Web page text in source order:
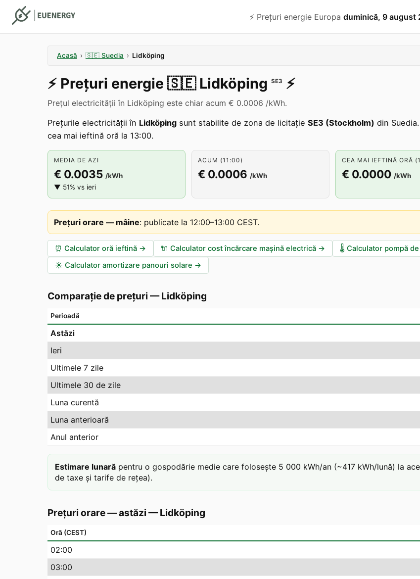
⚡️ Prețuri energie Europa duminică, 9 august
Acasă › 🇸🇪 Suedia › Lidköping
⚡️ Prețuri energie 🇸🇪 Lidköping SE3 ⚡️
Prețul electricității în Lidköping este chiar acum € 0.0006 /kWh.
Prețurile electricității în Lidköping sunt stabilite de zona de licitație SE3 (Stockholm) din
cea mai ieftină oră la 13:00.
MEDIA DE AZI
€ 0.0035 /kWh
▼ 51% vs ieri
ACUM (11:00)
€ 0.0006 /kWh
CEA MAI IEFTINĂ ORĂ
€ 0.0000 /kWh
Prețuri orare — mâine: publicate la 12:00–13:00 CEST.
⏰ Calculator oră ieftină → 🔌 Calculator cost încărcare mașină electrică → 🌡️ Calculator pompă
☀️ Calculator amortizare panouri solare →
Comparație de prețuri —Lidköping
Perioadă
Astăzi
Ieri
Ultimele 7 zile
Ultimele 30 de zile
Luna curentă
Luna anterioară
Anul anterior
Estimare lunară pentru o gospodărie medie care folosește 5 000 kWh/an (~417 kWh/lună) la
de taxe și tarife de rețea).
Prețuri orare — astăzi —Lidköping
Oră (CEST)
02:00
03:00